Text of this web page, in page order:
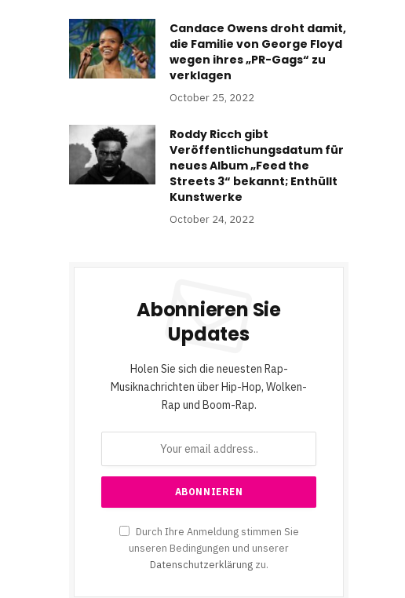
Candace Owens droht damit,
die Familie von George Floyd
wegen ihres „PR-Gags“ zu
verklagen
October 25, 2022
Roddy Ricch gibt
Veröffentlichungsdatum für
neues Album „Feed the
Streets 3“ bekannt; Enthüllt
Kunstwerke
October 24, 2022
Abonnieren Sie
Updates
Holen Sie sich die neuesten Rap-
Musiknachrichten über Hip-Hop, Wolken-
Rap und Boom-Rap.
Durch Ihre Anmeldung stimmen Sie
unseren Bedingungen und unserer
Datenschutzerklärungzu.